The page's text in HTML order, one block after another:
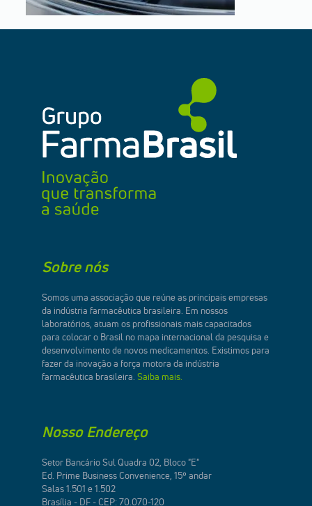
Sobre nós
Somos uma associação que reúne as principais empresas
da indústria farmacêutica brasileira. Em nossos
laboratórios, atuam os profissionais mais capacitados
para colocar o Brasil no mapa internacional da pesquisa e
desenvolvimento de novos medicamentos. Existimos para
fazer da inovação a força motora da indústria
farmacêutica brasileira. Saiba mais.
Nosso Endereço
Setor Bancário Sul Quadra 02, Bloco "E"
Ed. Prime Business Convenience, 15º andar
Salas 1.501 e 1.502
Brasília - DF - CEP: 70.070-120